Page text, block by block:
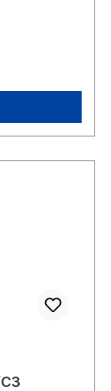
im
Innenring
MA/C3